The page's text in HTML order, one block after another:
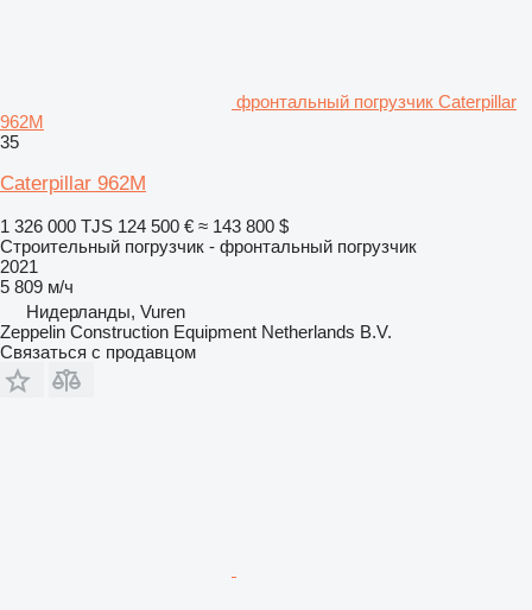
фронтальный погрузчик Caterpillar
962M
35
Caterpillar 962M
1 326 000 TJS 124 500 € ≈ 143 800 $
Строительный погрузчик - фронтальный погрузчик
2021
5 809 м/ч
Нидерланды, Vuren
Zeppelin Construction Equipment Netherlands B.V.
Связаться с продавцом